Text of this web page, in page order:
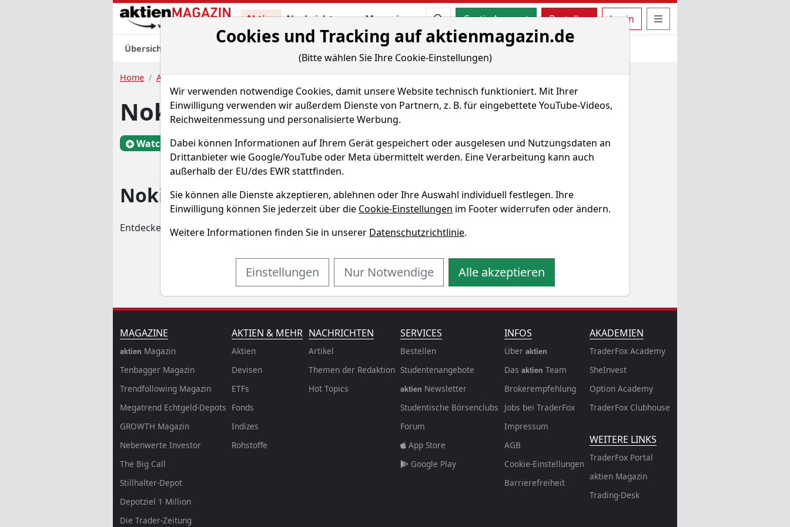
Aktien Nachrichten Magazine Aktien- und Artikelsuche öffnen
Gratis Account Bestellen Login Seitennavigation öffnen
Übersicht Fundamentaldaten
Home Aktien Nokia Oyj Renditedreieck
Nokia Aktie
Watchlist NOA3 WKN 870737
Nokia Renditedreieck
Entdecken Sie auf einen Blick die Performance der Nokia Aktie über verschiedene Zeiträume hinweg.
MAGAZINE
aktien Magazin
Tenbagger Magazin
Trendfollowing Magazin
Megatrend Echtgeld-Depots
GROWTH Magazin
Nebenwerte Investor
The Big Call
Stillhalter-Depot
Depotziel 1 Million
Die Trader-Zeitung
AKTIEN & MEHR
Aktien
Devisen
ETFs
Fonds
Indizes
Rohstoffe
NACHRICHTEN
Artikel
Themen der Redaktion
Hot Topics
SERVICES
Bestellen
Studentenangebote
aktien Newsletter
Studentische Börsenclubs
Forum
App Store
Google Play
INFOS
Über aktien
Das aktien Team
Brokerempfehlung
Jobs bei TraderFox
Impressum
AGB
Cookie-Einstellungen
Barrierefreiheit
AKADEMIEN
TraderFox Academy
SheInvest
Option Academy
TraderFox Clubhouse
WEITERE LINKS
TraderFox Portal
aktien Magazin
Trading-Desk
Cookies und Tracking auf aktienmagazin.de
(Bitte wählen Sie Ihre Cookie-Einstellungen)
Wir verwenden notwendige Cookies, damit unsere Website technisch funktioniert. Mit Ihrer
Einwilligung verwenden wir außerdem Dienste von Partnern, z. B. für eingebettete YouTube-Videos,
Reichweitenmessung und personalisierte Werbung.
Dabei können Informationen auf Ihrem Gerät gespeichert oder ausgelesen und Nutzungsdaten an
Drittanbieter wie Google/YouTube oder Meta übermittelt werden. Eine Verarbeitung kann auch
außerhalb der EU/des EWR stattfinden.
Sie können alle Dienste akzeptieren, ablehnen oder Ihre Auswahl individuell festlegen. Ihre
Einwilligung können Sie jederzeit über die Cookie-Einstellungen im Footer widerrufen oder ändern.
Weitere Informationen finden Sie in unserer Datenschutzrichtlinie.
Einstellungen Nur Notwendige Alle akzeptieren